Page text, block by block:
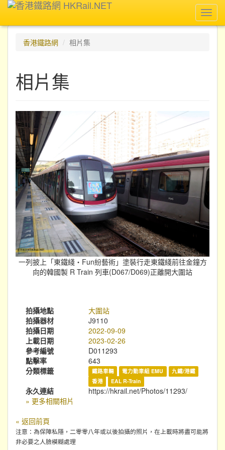
香港鐵路網
相片集
相片集
一列披上「東鐵綫‧Fun紛藝術」塗裝行走東鐵綫前往金鐘方
向的韓國製 R Train 列車(D067/D069)正離開大圍站
拍攝地點
大圍站
拍攝器材
J9110
拍攝日期
2022-09-09
上載日期
2023-02-26
參考編號
D011293
點擊率
643
分類標籤
鐵路車輛 電力動車組 EMU
九鐵/港鐵
香港
EAL R-Train
永久連結
https://hkrail.net/Photos/11293/
» 更多相關相片
« 返回前頁
注意：為保障私隱，二零零八年或以後拍攝的照片，在上載時將盡可能將
非必要之人臉模糊處理